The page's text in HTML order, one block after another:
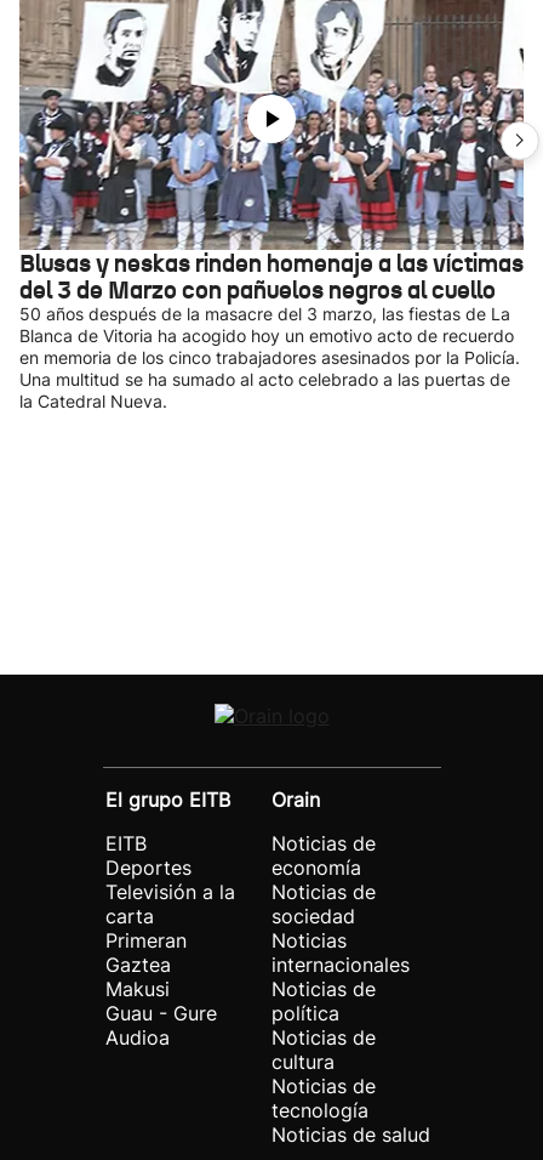
Blusas y neskas rinden homenaje a las víctimas
del 3 de Marzo con pañuelos negros al cuello
50 años después de la masacre del 3 marzo, las fiestas de La
Blanca de Vitoria ha acogido hoy un emotivo acto de recuerdo
en memoria de los cinco trabajadores asesinados por la Policía.
Una multitud se ha sumado al acto celebrado a las puertas de
la Catedral Nueva.
El grupo EITB
EITB
Deportes
Televisión a la
carta
Primeran
Gaztea
Makusi
Guau - Gure
Audioa
Orain
Noticias de
economía
Noticias de
sociedad
Noticias
internacionales
Noticias de
política
Noticias de
cultura
Noticias de
tecnología
Noticias de salud